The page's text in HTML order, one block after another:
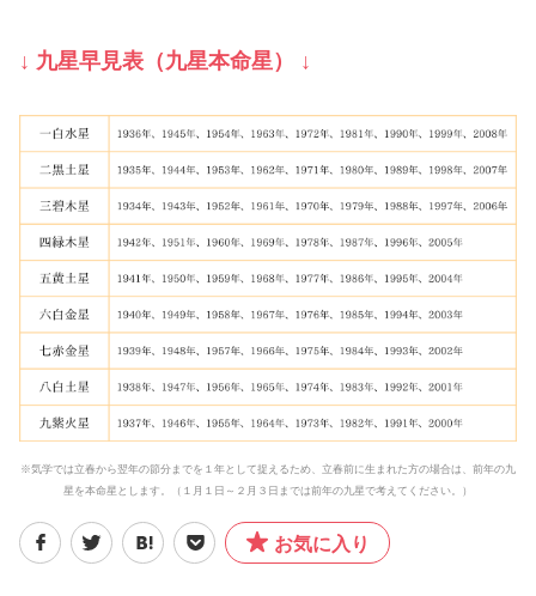
↓ 九星早見表（九星本命星） ↓
※気学では立春から翌年の節分までを１年として捉えるため、立春前に生まれた方の場合は、前年の九
星を本命星とします。（１月１日～２月３日までは前年の九星で考えてください。）
お気に入り